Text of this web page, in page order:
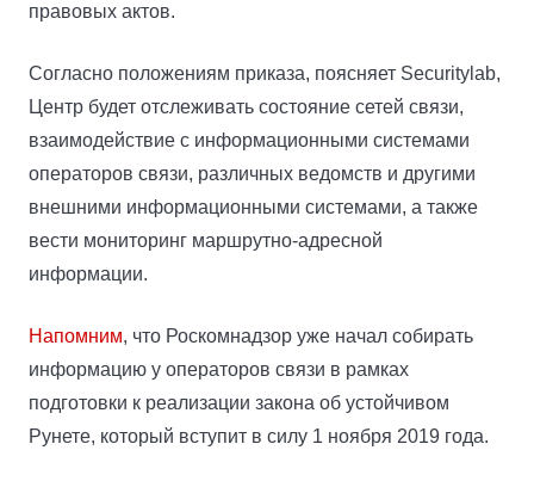
правовых актов.
Согласно положениям приказа, поясняет Securitylab,
Центр будет отслеживать состояние сетей связи,
взаимодействие с информационными системами
операторов связи, различных ведомств и другими
внешними информационными системами, а также
вести мониторинг маршрутно-адресной
информации.
Напомним, что Роскомнадзор уже начал собирать
информацию у операторов связи в рамках
подготовки к реализации закона об устойчивом
Рунете, который вступит в силу 1 ноября 2019 года.